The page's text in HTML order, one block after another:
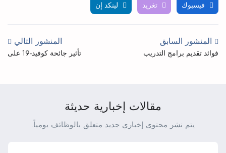
فيسبوك تغريد لينكد إن
المنشور السابق
فوائد تقديم برامج التدريب
المنشور التالي
تأثير جائحة كوفيد-19 على
مقالات إخبارية حديثة
يتم نشر محتوى إخباري جديد متعلق بالوظائف يومياً.